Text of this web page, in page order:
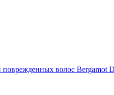
волос Bergamot